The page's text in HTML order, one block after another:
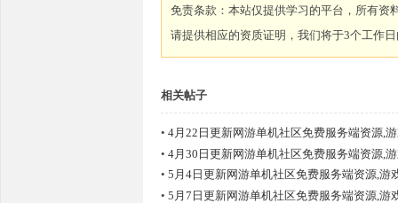
免责条款：本站仅提供学习的平台，所有资
请提供相应的资质证明，我们将于3个工作
相关帖子
• 4月22日更新网游单机社区免费服务端资源,
• 4月30日更新网游单机社区免费服务端资源,
• 5月4日更新网游单机社区免费服务端资源,游
• 5月7日更新网游单机社区免费服务端资源,游